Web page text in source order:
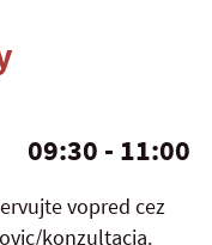
09:30 - 11:00
vopred cez
konzultacia.